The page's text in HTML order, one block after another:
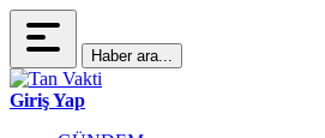
Haber ara...
Giriş Yap